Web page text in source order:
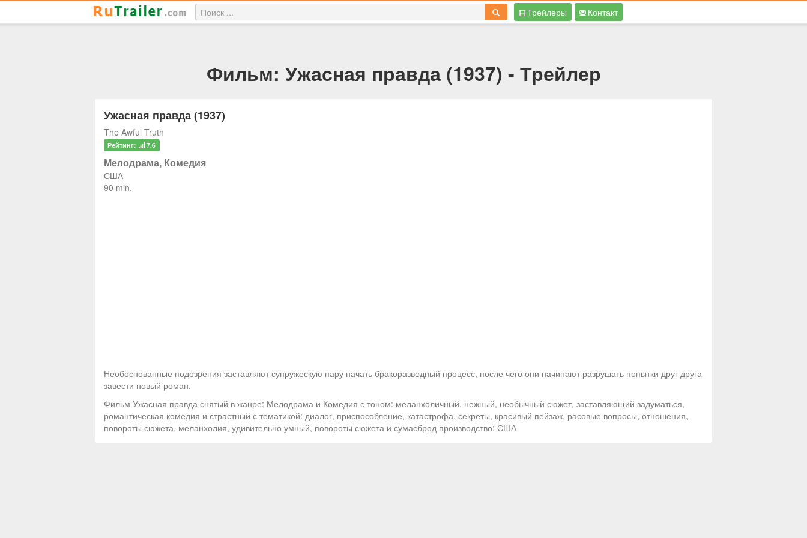
Трейлеры Контакт
Фильм: Ужасная правда (1937) - Трейлер
Ужасная правда (1937)
The Awful Truth
Рейтинг: 7.6
Мелодрама, Комедия
США
90 min.
Необоснованные подозрения заставляют супружескую пару начать бракоразводный процесс, после чего они начинают разрушать попытки друг друга
завести новый роман.
Фильм Ужасная правда снятый в жанре: Мелодрама и Комедия с тоном: меланхоличный, нежный, необычный сюжет, заставляющий задуматься,
романтическая комедия и страстный с тематикой: диалог, приспособление, катастрофа, секреты, красивый пейзаж, расовые вопросы, отношения,
повороты сюжета, меланхолия, удивительно умный, повороты сюжета и сумасброд производство: США